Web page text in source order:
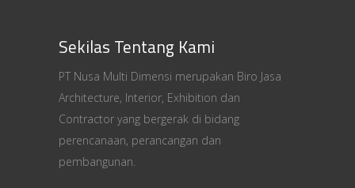
Sekilas Tentang Kami
PT Nusa Multi Dimensi merupakan Biro Jasa
Architecture, Interior, Exhibition dan
Contractor yang bergerak di bidang
perencanaan, perancangan dan
pembangunan.